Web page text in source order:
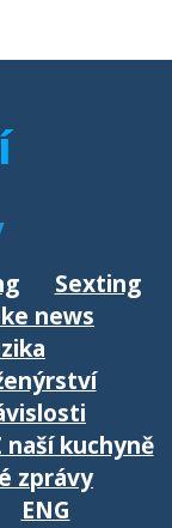
Sexting
news
naší kuchyně
zprávy
ENG